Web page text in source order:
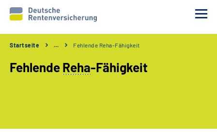
Startseite … Fehlende Reha-Fähigkeit
FehlendeReha-Fähigkeit